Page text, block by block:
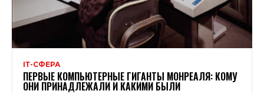
ІТ-СФЕРА
ПЕРВЫЕ КОМПЬЮТЕРНЫЕ ГИГАНТЫ МОНРЕАЛЯ: КОМУ
ОНИ ПРИНАДЛЕЖАЛИ И КАКИМИ БЫЛИ